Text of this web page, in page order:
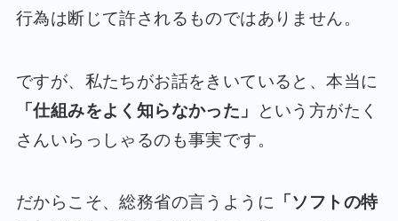
行為は断じて許されるものではありません。
ですが、私たちがお話をきいていると、本当に
「仕組みをよく知らなかった」
という方がたく
さんいらっしゃるのも事実です。
だからこそ、総務省の言うように 「ソフトの特